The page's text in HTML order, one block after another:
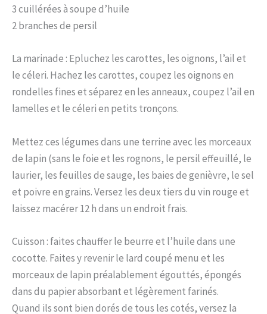
3 cuillérées à soupe d’huile
2 branches de persil
La marinade : Epluchez les carottes, les oignons, l’ail et
le céleri. Hachez les carottes, coupez les oignons en
rondelles fines et séparez en les anneaux, coupez l’ail en
lamelles et le céleri en petits tronçons.
Mettez ces légumes dans une terrine avec les morceaux
de lapin (sans le foie et les rognons, le persil effeuillé, le
laurier, les feuilles de sauge, les baies de genièvre, le sel
et poivre en grains. Versez les deux tiers du vin rouge et
laissez macérer 12 h dans un endroit frais.
Cuisson : faites chauffer le beurre et l’huile dans une
cocotte. Faites y revenir le lard coupé menu et les
morceaux de lapin préalablement égouttés, épongés
dans du papier absorbant et légèrement farinés.
Quand ils sont bien dorés de tous les cotés, versez la